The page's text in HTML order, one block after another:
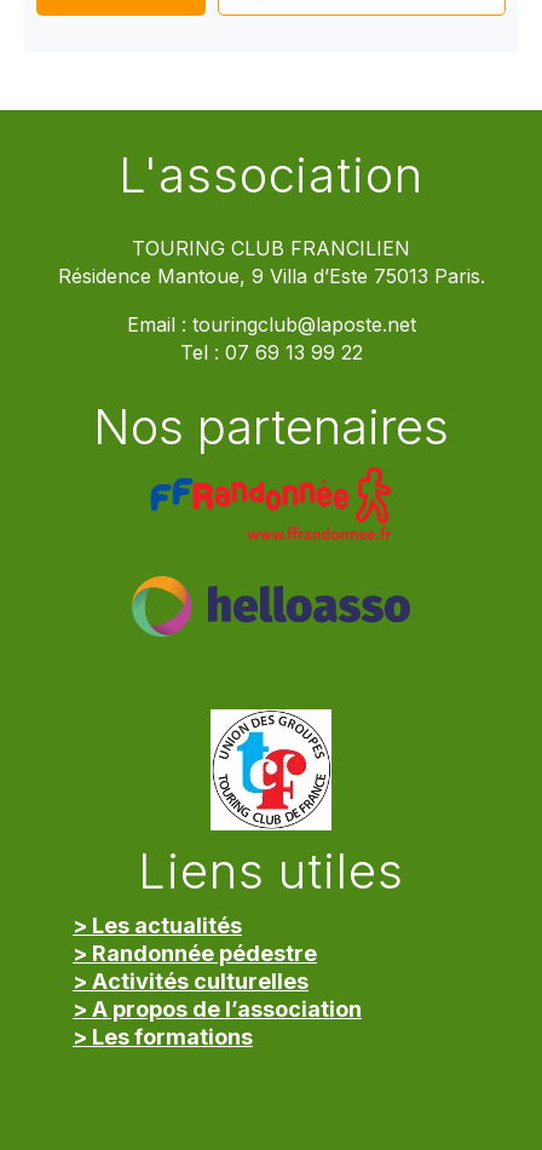
L'association
TOURING CLUB FRANCILIEN
Résidence Mantoue, 9 Villa d’Este 75013 Paris.
Email : touringclub@laposte.net
Tel : 07 69 13 99 22
Nos partenaires
Liens utiles
> Les actualités
> Randonnée pédestre
> Activités culturelles
> A propos de l’association
> Les formations